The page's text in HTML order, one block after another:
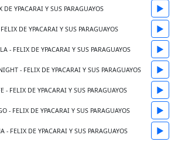
YPACARAI Y SUS PARAGUAYOS ▶
DE YPACARAI Y SUS PARAGUAYOS ▶
- FELIX DE YPACARAI Y SUS PARAGUAYOS ▶
- FELIX DE YPACARAI Y SUS PARAGUAYOS ▶
- FELIX DE YPACARAI Y SUS PARAGUAYOS ▶
- FELIX DE YPACARAI Y SUS PARAGUAYOS ▶
- FELIX DE YPACARAI Y SUS PARAGUAYOS ▶